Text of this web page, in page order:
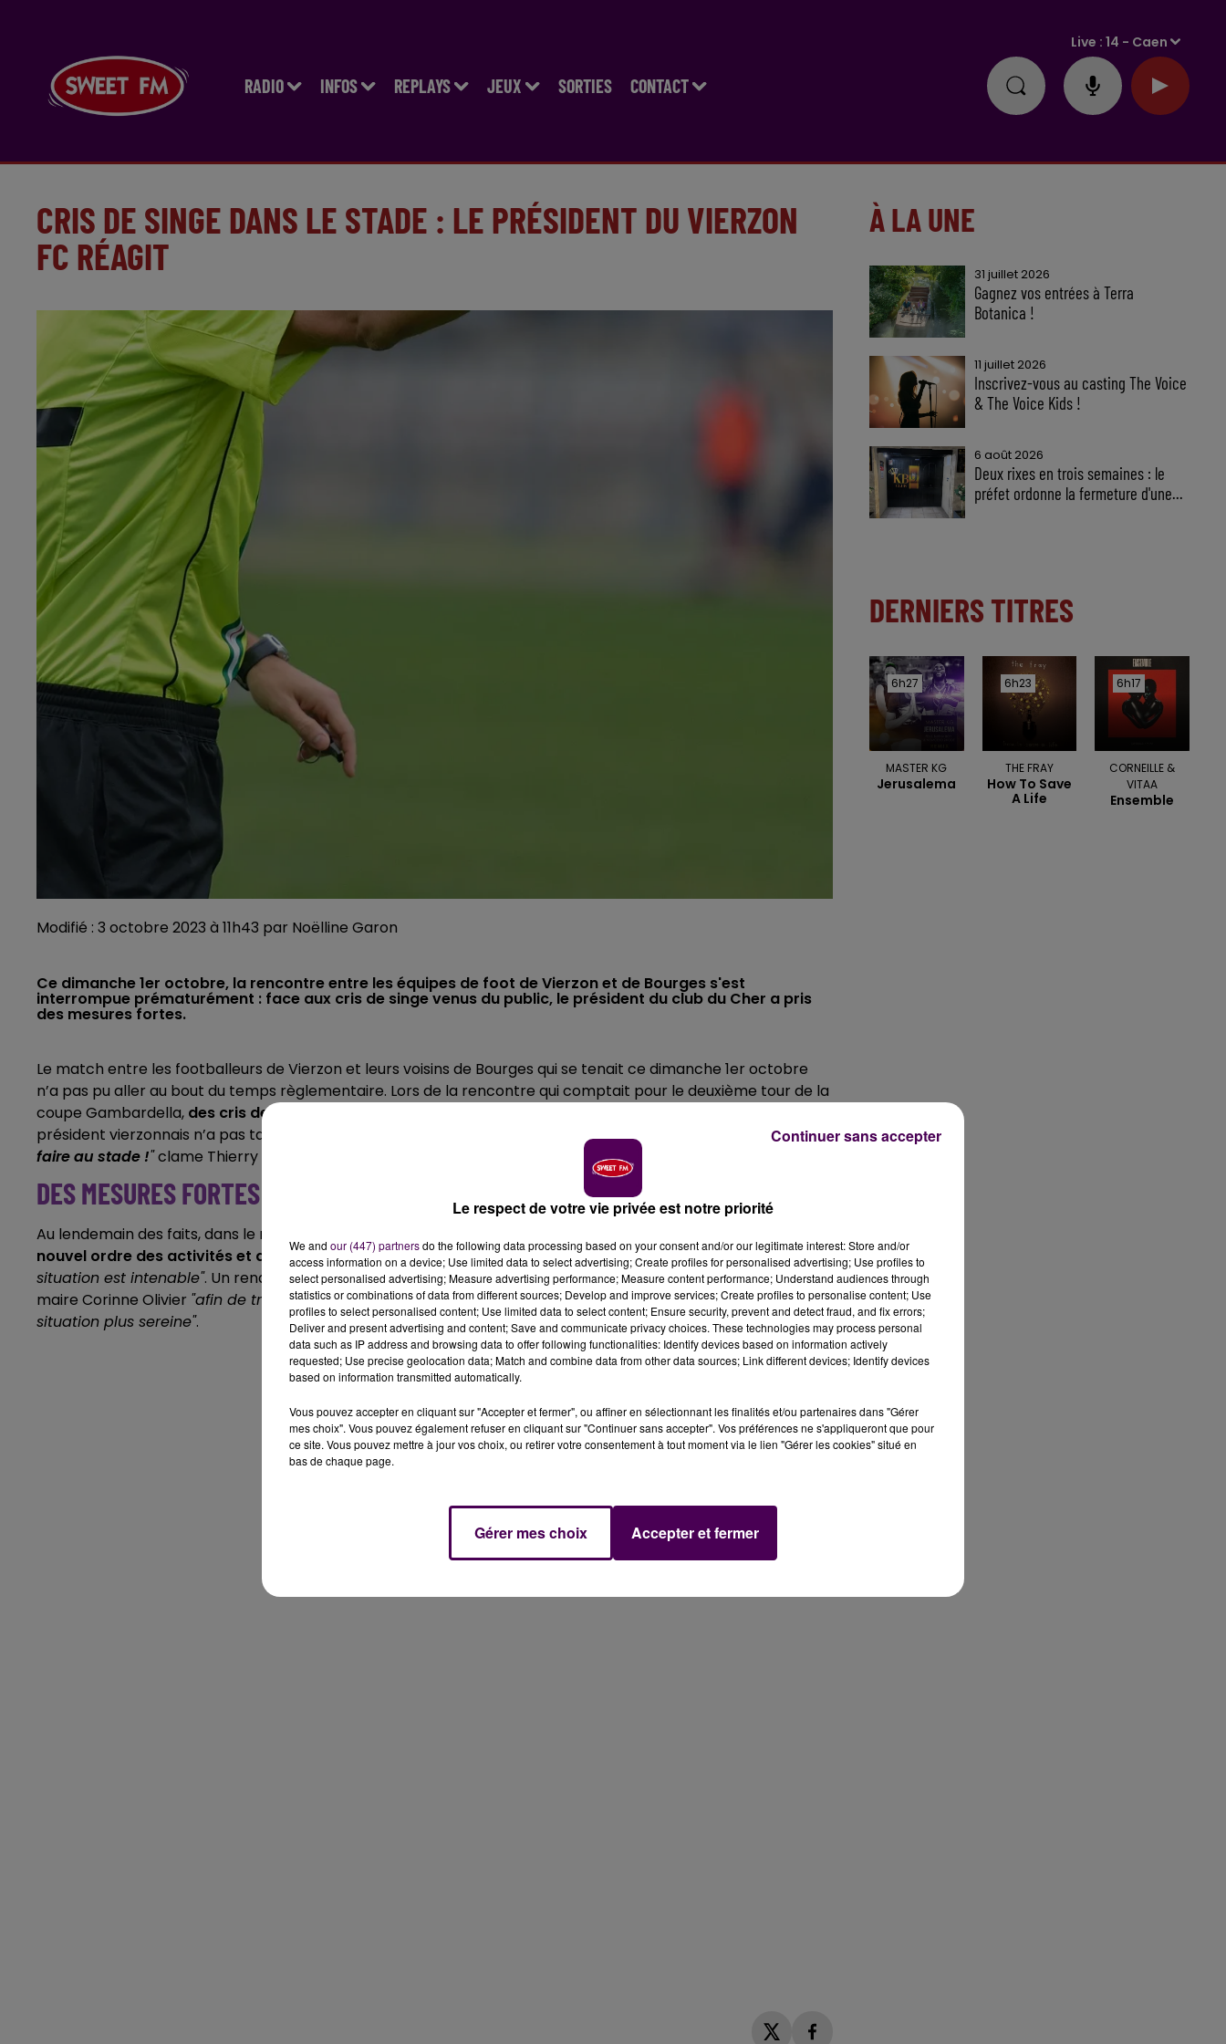
RADIO INFOS REPLAYS JEUX SORTIES CONTACT
Live :14 - Caen
CRIS DE SINGE DANS LE STADE : LE PRÉSIDENT DU VIERZON
FC RÉAGIT
Modifié : 3 octobre 2023 à 11h43 par Noëlline Garon
Ce dimanche 1er octobre, la rencontre entre les équipes de foot de Vierzon et de Bourges s'est
interrompue prématurément : face aux cris de singe venus du public, le président du club du Cher a pris
des mesures fortes.
Le match entre les footballeurs de Vierzon et leurs voisins de Bourges qui se tenait ce dimanche 1er octobre
n’a pas pu aller au bout du temps règlementaire. Lors de la rencontre qui comptait pour le deuxième tour de la
coupe Gambardella, des cris de singe ont retenti dans le public à l’encontre des joueurs U18
président vierzonnais n’a pas tardé :
"Notre maillot, nos couleurs et notre club sont salis,
le racisme n’a rien à
faire au stade !"clame Thierry Pronko dans un communiqué de presse.
DES MESURES FORTES
Au lendemain des faits, dans le même communiqué, Thierry Pronko annonce
nouvel ordre des activités et des entraînements du club."Je suspends également mes activités car cette
situation est intenable". Un rendez-vous est prévu en milieu de semaine entre le dirigeant du Vierzon et la
maire Corinne Olivier "afin de trouver une solution nous permettant de reprendre nos activités dans une
situation plus sereine".
À LA UNE
31 juillet 2026
Gagnez vos entrées à Terra
Botanica !
11 juillet 2026
Inscrivez-vous au casting The Voice
& The Voice Kids !
6 août 2026
Deux rixes en trois semaines : le
préfet ordonne la fermeture d'une...
DERNIERS TITRES
6h27
6h27
MASTER KG
Jerusalema
6h23
6h23
THE FRAY
How To Save
A Life
6h17
6h17
CORNEILLE &
VITAA
Ensemble
Le respect de votre vie privée est notre priorité
We and our (447) partnersdo the following data processing based on your consent and/or our legitimate interest: Store and/or
access information on a device; Use limited data to select advertising; Create profiles for personalised advertising; Use profiles to
select personalised advertising; Measure advertising performance; Measure content performance; Understand audiences through
statistics or combinations of data from different sources; Develop and improve services; Create profiles to personalise content; Use
profiles to select personalised content; Use limited data to select content; Ensure security, prevent and detect fraud, and fix errors;
Deliver and present advertising and content; Save and communicate privacy choices. These technologies may process personal
data such as IP address and browsing data to offer following functionalities: Identify devices based on information actively
requested; Use precise geolocation data; Match and combine data from other data sources; Link different devices; Identify devices
based on information transmitted automatically.
Vous pouvez accepter en cliquant sur "Accepter et fermer", ou affiner en sélectionnant les finalités et/ou partenaires dans "Gérer
mes choix". Vous pouvez également refuser en cliquant sur "Continuer sans accepter". Vos préférences ne s'appliqueront que pour
ce site. Vous pouvez mettre à jour vos choix, ou retirer votre consentement à tout moment via le lien "Gérer les cookies" situé en
bas de chaque page.
Gérer mes choix Accepter et fermer
Continuer sans accepter